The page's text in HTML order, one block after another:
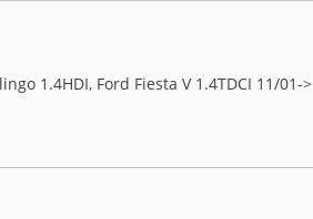
1.4HDI, Ford Fiesta V 1.4TDCI 11/01->